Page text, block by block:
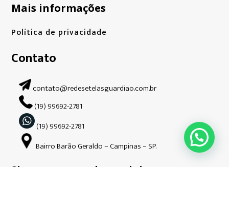
Mais informações
Política de privacidade
Contato
contato@redesetelasguardiao.com.br
(19) 99692-2781
(19) 99692-2781
Bairro Barão Geraldo – Campinas – SP.
Siga-nos nas redes sociais